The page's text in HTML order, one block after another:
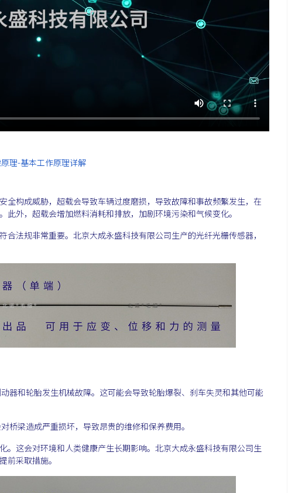
理-基本工作原理详解
全构成威胁，超载会导致车辆过度磨损，导致故障和事故频繁发生，在
外，超载会增加燃料消耗和排放，加剧环境污染和气候变化。
法规非常重要。北京大成永盛科技有限公司生产的光纤光栅传感器，
器和轮胎发生机械故障。这可能会导致轮胎爆裂、刹车失灵和其他可能
桥梁造成严重损坏，导致昂贵的维修和保养费用。
。这会对环境和人类健康产生长期影响。北京大成永盛科技有限公司生
前采取措施。